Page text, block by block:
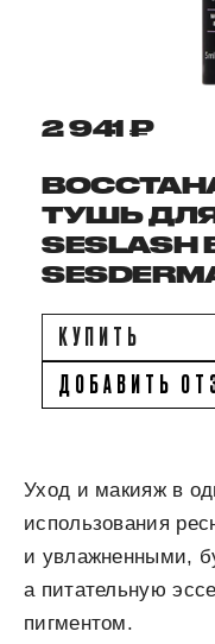
2 941 ₽
ТУШЬ
SESLASH
КУПИТЬ
ДОБАВИТЬ
Уход и макияж в
использования
и увлажненными,
а питательную
пигментом.